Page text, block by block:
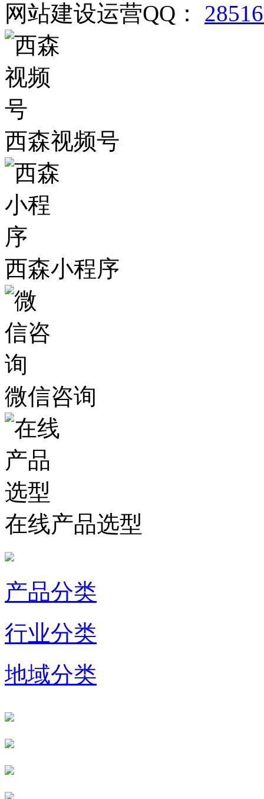
网站建设运营QQ：
西森视频号
西森小程序
微信咨询
在线产品选型
产品分类
行业分类
地域分类